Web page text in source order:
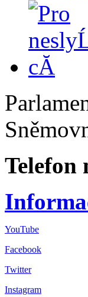
Telefon
YouTube
Facebook
Twitter
Instagram